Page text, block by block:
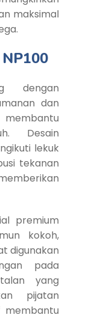
maksimal
dengan
dan
Desain
lekuk
tekanan
premium
kokoh,
digunakan
pada
yang
pijatan
membantu